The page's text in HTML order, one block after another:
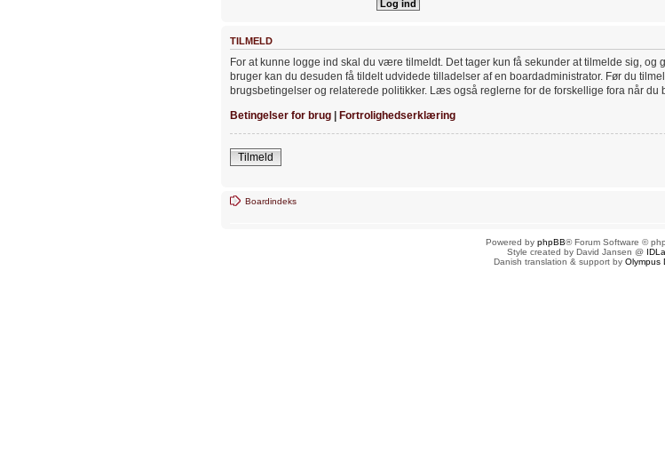
TILMELD
For at kunne logge ind skal du være tilmeldt. Det tager kun få sekunder at tilmelde sig,
bruger kan du desuden få tildelt udvidede tilladelser af en boardadministrator. Før du
brugsbetingelser og relaterede politikker. Læs også reglerne for de forskellige fora når du
Betingelser for brug | Fortrolighedserklæring
Tilmeld
Boardindeks
Powered by phpBB® Forum Software ©
Style created by David Jansen @
Danish translation & support by Olympus